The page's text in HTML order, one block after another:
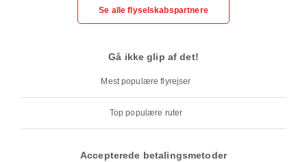
Se alle flyselskabspartnere
Gå ikke glip af det!
Mest populære flyrejser
Top populære ruter
Accepterede betalingsmetoder